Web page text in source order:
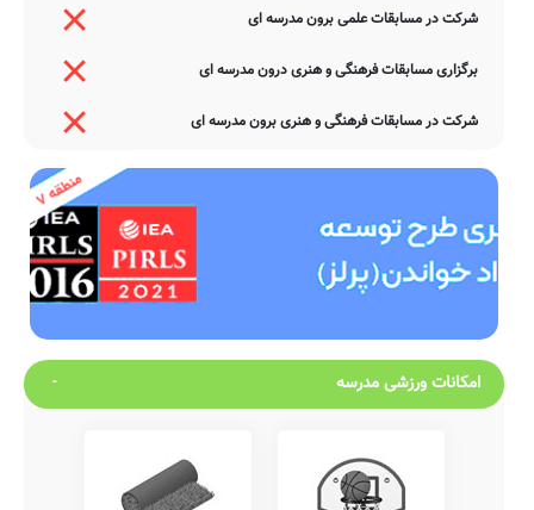
شرکت در مسابقات علمی برون مدرسه ای
برگزاری مسابقات فرهنگی و هنری درون مدرسه ای
شرکت در مسابقات فرهنگی و هنری برون مدرسه ای
امکانات ورزشی مدرسه